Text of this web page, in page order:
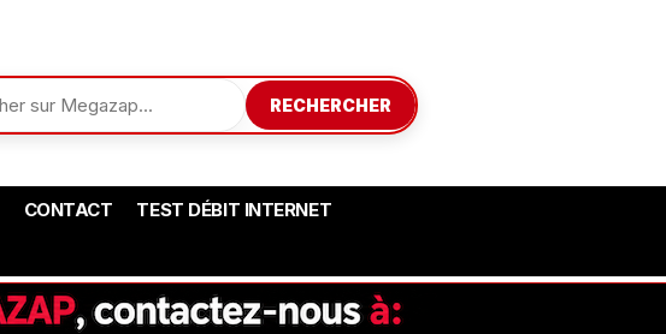
RECHERCHER
CONTACT TEST DÉBIT INTERNET